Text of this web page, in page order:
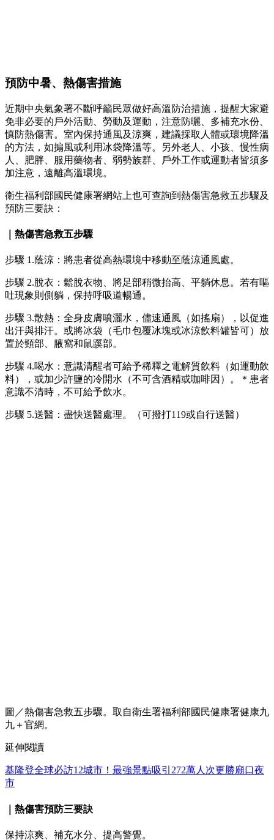
預防中暑、熱傷害措施
近期中央氣象署不斷呼籲民眾做好高溫防治措施，提醒大家避
免非必要的戶外活動、勞動及運動，注意防曬、多補充水份、
慎防熱傷害。室內保持通風及涼爽，建議採取人體或環境降溫
的方法，如搧風或利用冰袋降溫等。另外老人、小孩、慢性病
人、肥胖、服用藥物者、弱勢族群、戶外工作或運動者皆須多
加注意，遠離高溫環境。
衛生福利部國民健康署網站上也可查詢到熱傷害急救五步驟及
預防三要訣：
｜熱傷害急救五步驟
步驟 1.蔭涼：將患者從高熱環境中移動至蔭涼通風處。
步驟 2.脫衣：鬆脫衣物、將足部稍微抬高、平躺休息。若有嘔
吐現象則側躺，保持呼吸道暢通。
步驟 3.散熱：全身皮膚噴灑水，儘速通風（如搖扇），以促進
出汗與排汗。或將冰袋（毛巾包覆冰塊或冰涼飲料罐皆可）放
置於頸部、腋窩和鼠蹊部。
步驟 4.喝水：意識清醒者可給予稀釋之電解質飲料（如運動飲
料），或加少許鹽的冷開水（不可含酒精或咖啡因）。＊患者
意識不清時，不可給予飲水。
步驟 5.送醫：盡快送醫處理。（可撥打119或自行送醫）
圖／熱傷害急救五步驟。取自衛生署福利部國民健康署健康九
九＋官網。
延伸閱讀
基隆登全球必訪12城市！最強景點吸引272萬人次更勝廟口夜
市
｜熱傷害預防三要訣
保持涼爽、補充水分、提高警覺。